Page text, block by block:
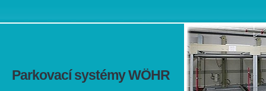
Parkovací systémy WÖHR